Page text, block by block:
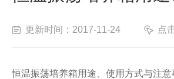
更新时间：2017-11-24 点
恒温振荡培养箱用途、使用方式与注意